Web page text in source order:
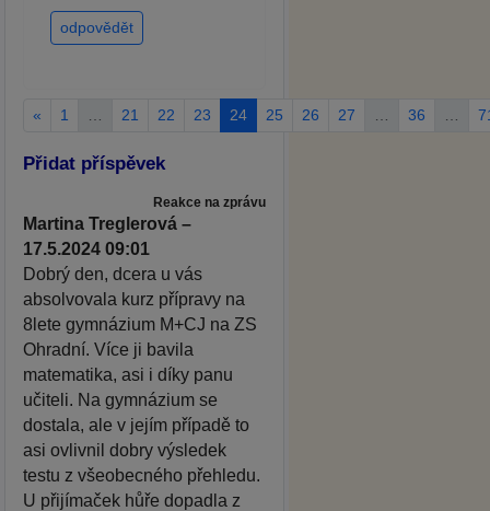
odpovědět
« 1 21 22 23 24 25 26 27 36
Přidat příspěvek
Reakce na zprávu
Martina Treglerová –
17.5.2024 09:01
Dobrý den, dcera u vás
absolvovala kurz přípravy na
8lete gymnázium M+CJ na ZS
Ohradní. Více ji bavila
matematika, asi i díky panu
učiteli. Na gymnázium se
dostala, ale v jejím případě to
asi ovlivnil dobry výsledek
testu z všeobecného přehledu.
U přijímaček hůře dopadla z